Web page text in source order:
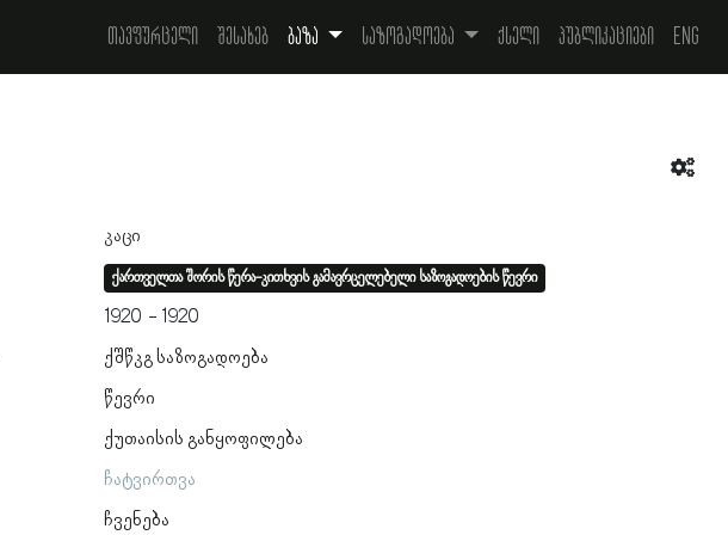
თავფურცელი შესახებ ბაზა საზოგადოება ქსელი პუბლიკაციები Eng
კაცი
ქართველთა შორის წერა-კითხვის გამავრცელებელი საზოგადოების წევრი
1920
1920
ქშწკგ საზოგადოება
წევრი
ქუთაისის განყოფილება
ჩატვირთვა
ჩვენება